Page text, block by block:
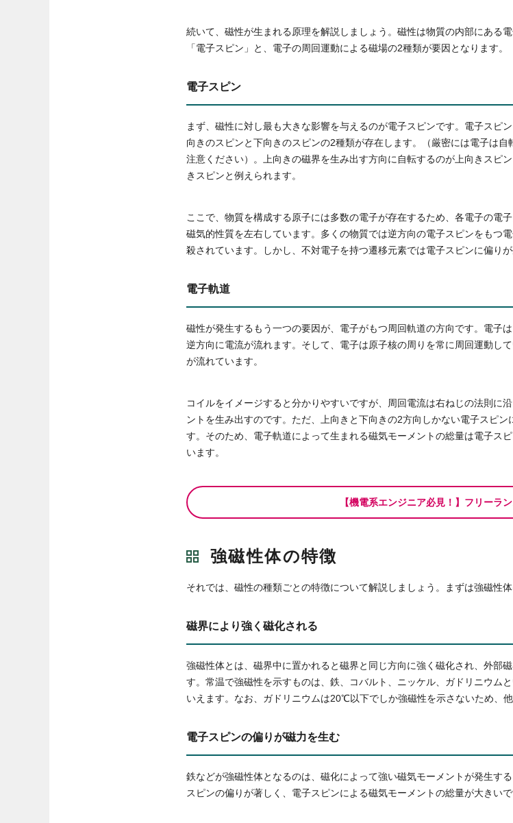
続いて、磁性が生まれる原理を解説しましょう。磁性は物質の内部にある
「電子スピン」と、電子の周回運動による磁場の2種類が要因となります。
電子スピン
まず、磁性に対し最も大きな影響を与えるのが電子スピンです。電子スピ
向きのスピンと下向きのスピンの2種類が存在します。（厳密には電子は
注意ください）。上向きの磁界を生み出す方向に自転するのが上向きスピ
きスピンと例えられます。
ここで、物質を構成する原子には多数の電子が存在するため、各電子の電
磁気的性質を左右しています。多くの物質では逆方向の電子スピンをもつ
殺されています。しかし、不対電子を持つ遷移元素では電子スピンに偏り
電子軌道
磁性が発生するもう一つの要因が、電子がもつ周回軌道の方向です。電子
逆方向に電流が流れます。そして、電子は原子核の周りを常に周回運動し
が流れています。
コイルをイメージすると分かりやすいですが、周回電流は右ねじの法則に
ントを生み出すのです。ただ、上向きと下向きの2方向しかない電子スピ
す。そのため、電子軌道によって生まれる磁気モーメントの総量は電子ス
います。
【機電系エンジニア必見！】フリーラ
強磁性体の特徴
それでは、磁性の種類ごとの特徴について解説しましょう。まずは強磁性体
磁界により強く磁化される
強磁性体とは、磁界中に置かれると磁界と同じ方向に強く磁化され、外部
す。常温で強磁性を示すものは、鉄、コバルト、ニッケル、ガドリニウム
いえます。なお、ガドリニウムは20℃以下でしか強磁性を示さないため、
電子スピンの偏りが磁力を生む
鉄などが強磁性体となるのは、磁化によって強い磁気モーメントが発生す
スピンの偏りが著しく、電子スピンによる磁気モーメントの総量が大きいで